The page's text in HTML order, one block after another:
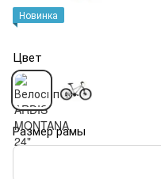
Новинка
Цвет
Размер рамы